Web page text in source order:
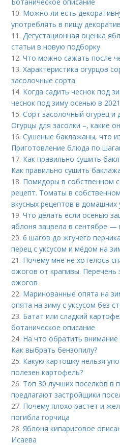
10. Можно ли есть
употреблять в пищу
11.Дегустационная оценка
статьи в новую подборку
12.Что можно сажать после
13.Характеристика огурцов
засолочные сорта
14. Когда садить чеснок под
чеснок под зиму осенью в
15.Сорт засолочный огурец и
Огурцы для засолки –, какие
16.Сушеные баклажаны, что
Приготовление блюда по
17. Как правильно сушить
Как правильно сушить
18. Помидоры в собственном
рецепт. Томаты в
вкусных рецептов в домашних
19.Что делать если осенью
яблоня зацвела в сентябре —
20.6 шагов до жгучего
перец с уксусом и мёдом на
21. Почему мне не хотелось
ожогов от крапивы. Перечень
ожогов
22. Маринованные опята на
опята на зиму с уксусом без
23. Батат или сладкий
ботаническое описание
24. На что обратить
Как выбрать бензопилу?
25. Какую картошку нельзя
полезен картофель?
26. Топ 30 лучших поселков в
предлагают застройщики
27. Почему плохо растет и
погибла горчица
28.Яблоня кипарисовое
Исаева